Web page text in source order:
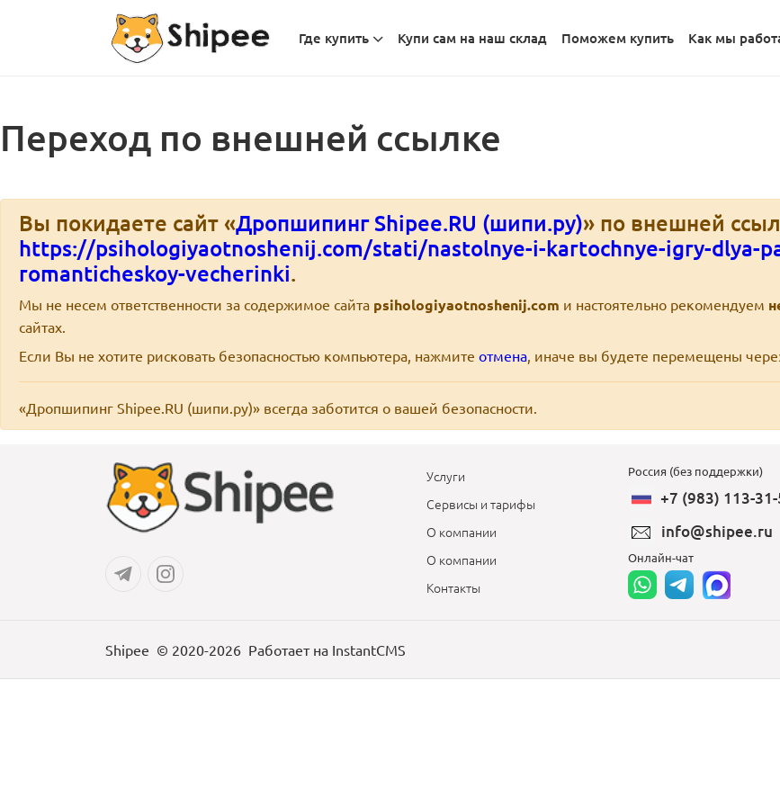
Где купить Купи сам на наш склад Поможем купить Как мы
Переход по внешней ссылке
Вы покидаете сайт «Дропшипинг Shipee.RU (шипи.ру)» по внешней
https://psihologiyaotnoshenij.com/stati/nastolnye-i-kartochnye-igry-dlya-
romanticheskoy-vecherinki.
Мы не несем ответственности за содержимое сайта psihologiyaotnoshenij.com и настоятельно рекомендуем
сайтах.
Если Вы не хотите рисковать безопасностью компьютера, нажмите отмена, иначе вы будете перемещены
«Дропшипинг Shipee.RU (шипи.ру)» всегда заботится о вашей безопасности.
Услуги
Сервисы и тарифы
О компании
О компании
Контакты
Россия (без поддержки)
+7 (983) 113-
info@shipee.ru
Онлайн-чат
Shipee © 2020-2026 Работает на InstantCMS